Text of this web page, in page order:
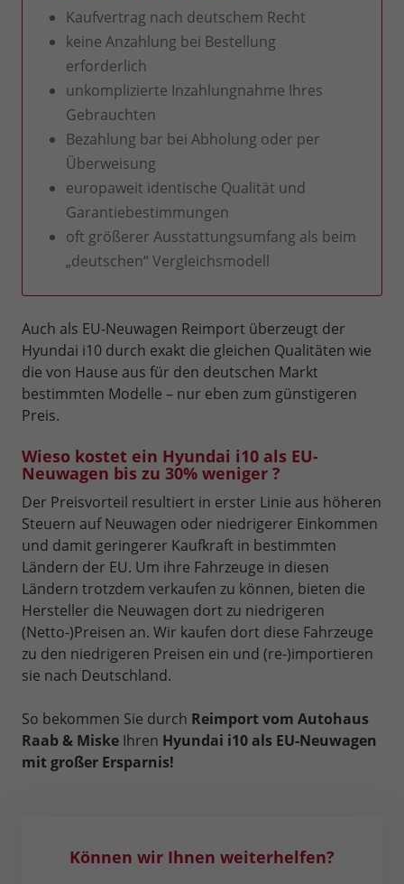
Kaufvertrag nach deutschem Recht
keine Anzahlung bei Bestellung
erforderlich
unkomplizierte Inzahlungnahme Ihres
Gebrauchten
Bezahlung bar bei Abholung oder per
Überweisung
europaweit identische Qualität und
Garantiebestimmungen
oft größerer Ausstattungsumfang als beim
„deutschen“ Vergleichsmodell
Auch als EU-Neuwagen Reimport überzeugt der
Hyundai i10 durch exakt die gleichen Qualitäten wie
die von Hause aus für den deutschen Markt
bestimmten Modelle – nur eben zum günstigeren
Preis.
Wieso kostet ein Hyundai i10 als EU-
Neuwagen bis zu 30% weniger ?
Der Preisvorteil resultiert in erster Linie aus höheren
Steuern auf Neuwagen oder niedrigerer Einkommen
und damit geringerer Kaufkraft in bestimmten
Ländern der EU. Um ihre Fahrzeuge in diesen
Ländern trotzdem verkaufen zu können, bieten die
Hersteller die Neuwagen dort zu niedrigeren
(Netto-)Preisen an. Wir kaufen dort diese Fahrzeuge
zu den niedrigeren Preisen ein und (re-)importieren
sie nach Deutschland.
So bekommen Sie durch Reimport vom Autohaus
Raab & Miske Ihren Hyundai i10 als EU-Neuwagen
mit großer Ersparnis!
Können wir Ihnen weiterhelfen?